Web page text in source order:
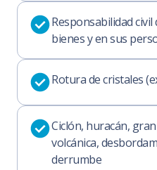
Responsabilidad
bienes y en sus
Rotura de cristales
Ciclón, huracán,
volcánica,
derrumbe